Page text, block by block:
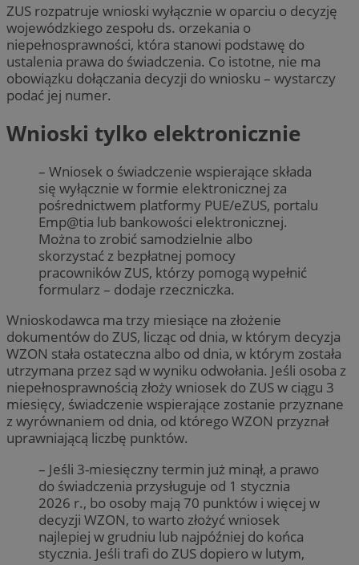
ZUS rozpatruje wnioski wyłącznie w oparciu o decyzję
wojewódzkiego zespołu ds. orzekania o
niepełnosprawności, która stanowi podstawę do
ustalenia prawa do świadczenia. Co istotne, nie ma
obowiązku dołączania decyzji do wniosku – wystarczy
podać jej numer.
Wnioski tylko elektronicznie
– Wniosek o świadczenie wspierające składa
się wyłącznie w formie elektronicznej za
pośrednictwem platformy PUE/eZUS, portalu
Emp@tia lub bankowości elektronicznej.
Można to zrobić samodzielnie albo
skorzystać z bezpłatnej pomocy
pracowników ZUS, którzy pomogą wypełnić
formularz – dodaje rzeczniczka.
Wnioskodawca ma trzy miesiące na złożenie
dokumentów do ZUS, licząc od dnia, w którym decyzja
WZON stała ostateczna albo od dnia, w którym została
utrzymana przez sąd w wyniku odwołania. Jeśli osoba z
niepełnosprawnością złoży wniosek do ZUS w ciągu 3
miesięcy, świadczenie wspierające zostanie przyznane
z wyrównaniem od dnia, od którego WZON przyznał
uprawniającą liczbę punktów.
– Jeśli 3-miesięczny termin już minął, a prawo
do świadczenia przysługuje od 1 stycznia
2026 r., bo osoby mają 70 punktów i więcej w
decyzji WZON, to warto złożyć wniosek
najlepiej w grudniu lub najpóźniej do końca
stycznia. Jeśli trafi do ZUS dopiero w lutym,